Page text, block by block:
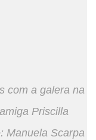
com a galera na
Priscilla
Manuela Scarpa